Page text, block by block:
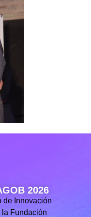
2026
de Innovación
la Fundación